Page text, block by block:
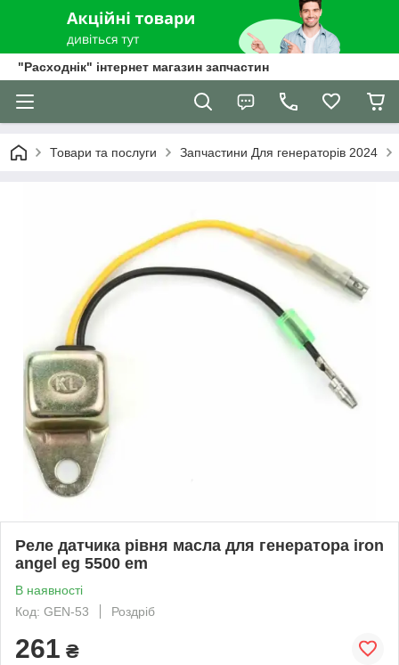
"Расходнік" інтернет магазин запчастин
Товари та послуги Запчастини Для генераторів 2024
Реле датчика рівня масла для генератора iron
angel eg 5500 em
В наявності
Код: GEN-53
Роздріб
261 ₴